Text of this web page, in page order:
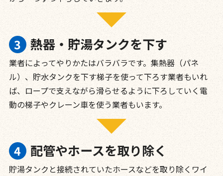
熱器・貯湯タンクを下す
業者によってやりかたはバラバラです。集熱器（パネ
ル）、貯水タンクを下す梯子を使って下ろす業者もいれ
ば、ロープで支えながら滑らせるように下ろしていく電
動の梯子やクレーン車を使う業者もいます。
配管やホースを取り除く
貯湯タンクと接続されていたホースなどを取り除くワイ